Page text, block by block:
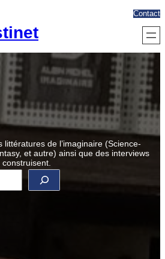
Contact
littératures de l’imaginaire (Science-
et autre) ainsi que des interviews